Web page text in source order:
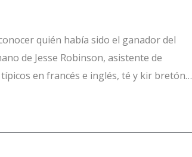
quién había sido el ganador del
de Jesse Robinson, asistente de
en francés e inglés, té y kir bretón…